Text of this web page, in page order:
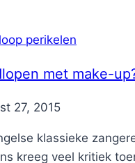
perikelen
met make-
27, 2015
klassieke
kreeg veel kritiek